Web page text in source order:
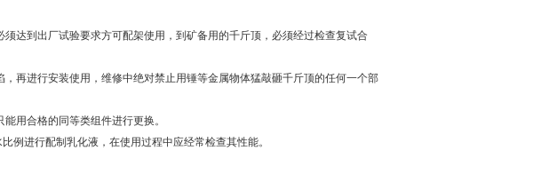
达到出厂试验要求方可配架使用，到矿备用的千斤顶，必须经过检查复试合
再进行安装使用，维修中绝对禁止用锤等金属物体猛敲砸千斤顶的任何一个部
用合格的同等类组件进行更换。
例进行配制乳化液，在使用过程中应经常检查其性能。